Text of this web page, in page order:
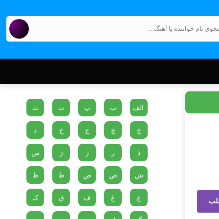
الف ب پ ت ث
ج چ ح خ د
ذ ر ز ژ س
ش ص ض ط ظ
ع غ ف ق ک